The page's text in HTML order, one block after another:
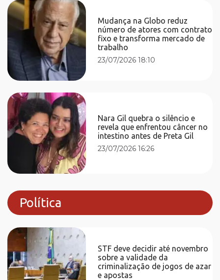
Mudança na Globo reduz
número de atores com contrato
fixo e transforma mercado de
trabalho
23/07/2026 18:10
Nara Gil quebra o silêncio e
revela que enfrentou câncer no
intestino antes de Preta Gil
23/07/2026 16:26
Política
STF deve decidir até novembro
sobre a validade da
criminalização de jogos de azar
e apostas